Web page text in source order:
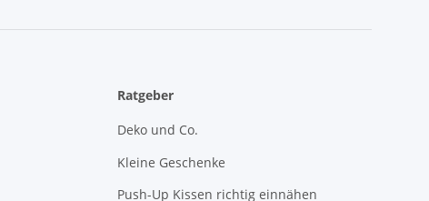
Ratgeber
Deko und Co.
Kleine Geschenke
Push-Up Kissen richtig einnähen